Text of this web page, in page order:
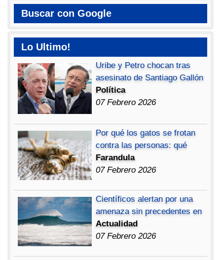
Buscar con Google
Lo Ultimo!
Uribe y Petro chocan tras
asesinato de Santiago Gallón
Política
07 Febrero 2026
Por qué los gatos se frotan
contra las personas: qué
Farandula
07 Febrero 2026
Científicos alertan por una
amenaza sin precedentes en
Actualidad
07 Febrero 2026